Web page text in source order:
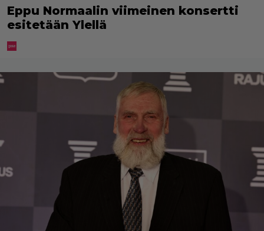
Eppu Normaalin viimeinen konsertti
esitetään Ylellä